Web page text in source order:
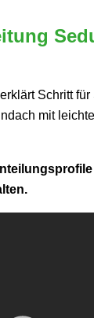
Schritt für
mit